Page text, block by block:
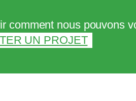
comment nous pouvons
UN PROJET